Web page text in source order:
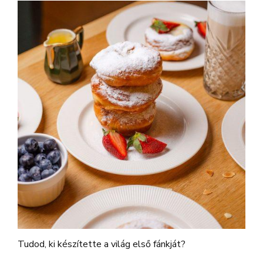
Tudod, ki készítette a világ első fánkját?